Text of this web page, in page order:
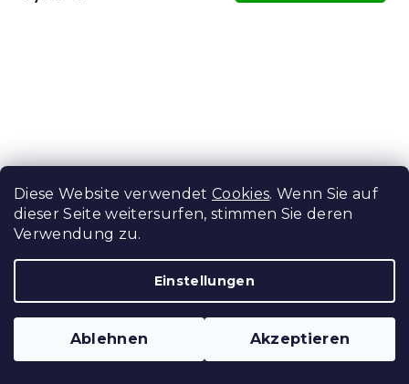
Diese Website verwendet Cookies. Wenn Sie auf
dieser Seite weitersurfen, stimmen Sie deren
Verwendung zu.
Einstellungen
Ablehnen Akzeptieren
Baumwoll-Bettlaken weiß 140x240 cm
Auf Lager(>10 Stücke)
5,10 € In Den Warenkorb